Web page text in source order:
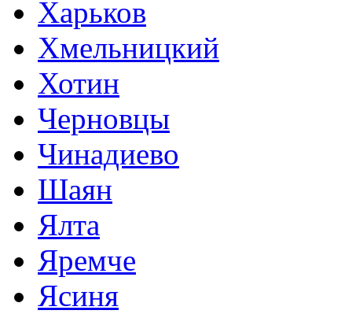
Харьков
Хмельницкий
Хотин
Черновцы
Чинадиево
Шаян
Ялта
Яремче
Ясиня